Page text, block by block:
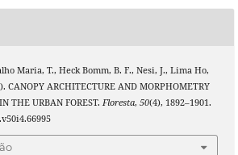
Maria, T., Heck Bomm, B. F., Nesi, J., Lima Ho,
CANOPY ARCHITECTURE AND MORPHOMETRY
THE URBAN FOREST. Floresta, 50(4), 1892–1901.